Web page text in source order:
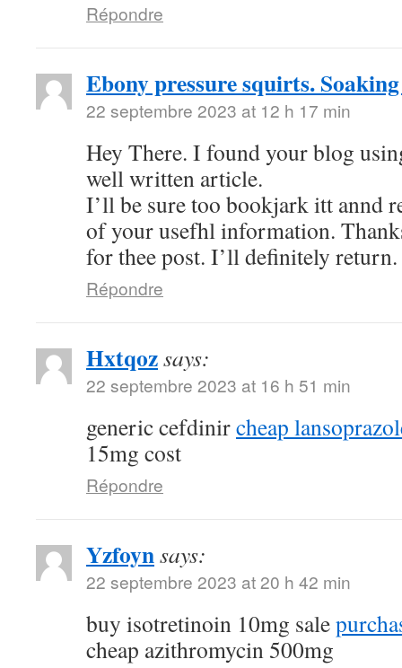
Répondre
Ebony pressure squirts.
22 septembre 2023 at 12 h 17 min
Hey There. I found your blog
well written article.
I’ll be sure too bookjark itt annd
of your usefhl information.
for thee post. I’ll definitely return.
Répondre
Hxtqozsays:
22 septembre 2023 at 16 h 51 min
generic cefdinircheap
15mg cost
Répondre
Yzfoynsays:
22 septembre 2023 at 20 h 42 min
buy isotretinoin 10mg sale
cheap azithromycin 500mg